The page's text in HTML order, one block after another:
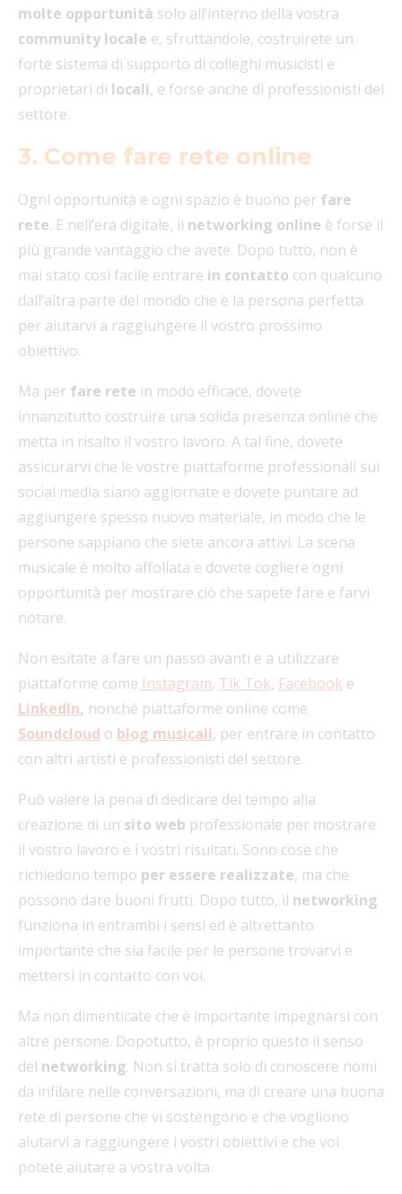
molte opportunità solo all’interno della vostra
community locale e, sfruttandole, costruirete un
forte sistema di supporto di colleghi musicisti e
proprietari di locali, e forse anche di professionisti del
settore.
3. Come fare rete online
Ogni opportunità e ogni spazio è buono per fare
rete. E nell’era digitale, il networking online è forse il
più grande vantaggio che avete. Dopo tutto, non è
mai stato così facile entrare in contatto con qualcuno
dall’altra parte del mondo che è la persona perfetta
per aiutarvi a raggiungere il vostro prossimo
obiettivo.
Ma per fare rete in modo efficace, dovete
innanzitutto costruire una solida presenza online che
metta in risalto il vostro lavoro. A tal fine, dovete
assicurarvi che le vostre piattaforme professionali sui
social media siano aggiornate e dovete puntare ad
aggiungere spesso nuovo materiale, in modo che le
persone sappiano che siete ancora attivi. La scena
musicale è molto affollata e dovete cogliere ogni
opportunità per mostrare ciò che sapete fare e farvi
notare.
Non esitate a fare un passo avanti e a utilizzare
piattaforme come Instagram, Tik Tok, Facebook e
LinkedIn, nonché piattaforme online come
Soundcloud o blog musicali, per entrare in contatto
con altri artisti e professionisti del settore.
Può valere la pena di dedicare del tempo alla
creazione di un sito web professionale per mostrare
il vostro lavoro e i vostri risultati. Sono cose che
richiedono tempo per essere realizzate, ma che
possono dare buoni frutti. Dopo tutto, il networking
funziona in entrambi i sensi ed è altrettanto
importante che sia facile per le persone trovarvi e
mettersi in contatto con voi.
Ma non dimenticate che è importante impegnarsi con
altre persone. Dopotutto, è proprio questo il senso
del networking. Non si tratta solo di conoscere nomi
da infilare nelle conversazioni, ma di creare una buona
rete di persone che vi sostengono e che vogliono
aiutarvi a raggiungere i vostri obiettivi e che voi
potete aiutare a vostra volta.